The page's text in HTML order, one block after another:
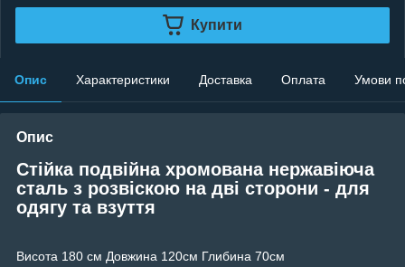
Купити
Опис Характеристики Доставка Оплата Умови
Опис
Стійка подвійна хромована нержавіюча
сталь з розвіскою на дві сторони - для
одягу та взуття
Висота 180 см Довжина 120см Глибина 70см